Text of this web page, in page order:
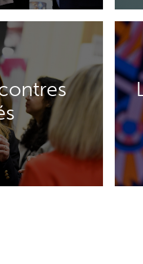
dédiés pour
et construire
PLUS